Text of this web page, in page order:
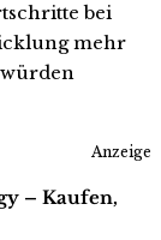
bei
mehr
Anzeige
– Kaufen,